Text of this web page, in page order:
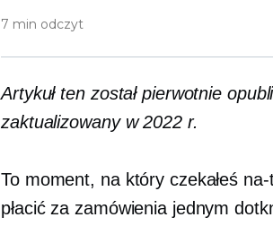
7 min odczyt
Artykuł ten został pierwotnie
zaktualizowany w 2022 r.
To moment, na który czekałeś
płacić za zamówienia jednym